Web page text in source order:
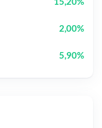
2,00%
5,90%